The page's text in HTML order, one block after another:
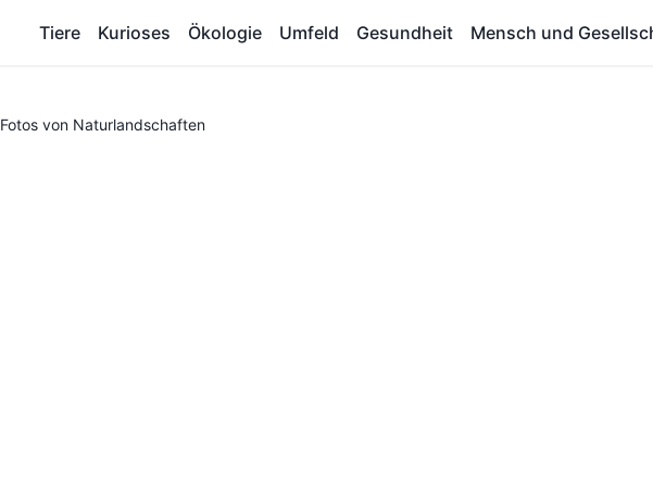
Tiere Kurioses Ökologie Umfeld Gesundheit Mensch und
Fotos von Naturlandschaften